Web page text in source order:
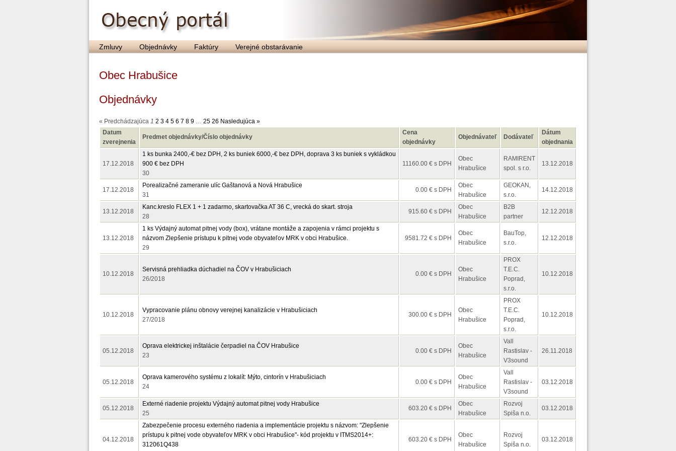
Zmluvy Objednávky Faktúry Verejné obstarávanie
Obec Hrabušice
Objednávky
« Predchádzajúca 1 2 3 4 5 6 7 8 9 … 25 26 Nasledujúca »
Datum
zverejnenia
Predmet objednávky/Číslo objednávky
Cena
objednávky
Objednávateľ Dodávateľ
Dátum
objednania
17.12.2018
1 ks bunka 2400,-€ bez DPH, 2 ks buniek 6000,-€ bez DPH, doprava 3 ks buniek s vykládkou
900 € bez DPH
30
11160.00 € s DPH
Obec
Hrabušice
RAMIRENT
spol. s r.o.
13.12.2018
17.12.2018
Porealizačné zameranie ulíc Gaštanová a Nová Hrabušice
31
0.00 € s DPH
Obec
Hrabušice
GEOKAN,
s.r.o.
14.12.2018
13.12.2018
Kanc.kreslo FLEX 1 + 1 zadarmo, skartovačka AT 36 C, vrecká do skart. stroja
28
915.60 € s DPH
Obec
Hrabušice
B2B
partner
12.12.2018
13.12.2018
1 ks Výdajný automat pitnej vody (box), vrátane montáže a zapojenia v rámci projektu s
názvom Zlepšenie prístupu k pitnej vode obyvateľov MRK v obci Hrabušice.
29
9581.72 € s DPH
Obec
Hrabušice
BauTop,
s.r.o.
12.12.2018
10.12.2018
Servisná prehliadka dúchadiel na ČOV v Hrabušiciach
26/2018
0.00 € s DPH
Obec
Hrabušice
PROX
T.E.C.
Poprad,
s.r.o.
10.12.2018
10.12.2018
Vypracovanie plánu obnovy verejnej kanalizácie v Hrabušiciach
27/2018
300.00 € s DPH
Obec
Hrabušice
PROX
T.E.C.
Poprad,
s.r.o.
10.12.2018
05.12.2018
Oprava elektrickej inštalácie čerpadiel na ČOV Hrabušice
23
0.00 € s DPH
Obec
Hrabušice
Vall
Rastislav -
V3sound
26.11.2018
05.12.2018
Oprava kamerového systému z lokalít: Mýto, cintorín v Hrabušiciach
24
0.00 € s DPH
Obec
Hrabušice
Vall
Rastislav -
V3sound
03.12.2018
05.12.2018
Externé riadenie projektu Výdajný automat pitnej vody Hrabušice
25
603.20 € s DPH
Obec
Hrabušice
Rozvoj
Spiša n.o.
03.12.2018
04.12.2018
Zabezpečenie procesu externého riadenia a implementácie projektu s názvom: "Zlepšenie
prístupu k pitnej vode obyvateľov MRK v obci Hrabušice"- kód projektu v ITMS2014+:
312061Q438
603.20 € s DPH
Obec
Hrabušice
Rozvoj
Spiša n.o.
03.12.2018